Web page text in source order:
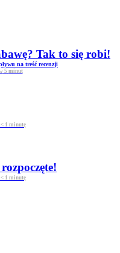
Tak to się robi!
na treść recenzji
5 minut
< 1 minutę
< 1 minutę